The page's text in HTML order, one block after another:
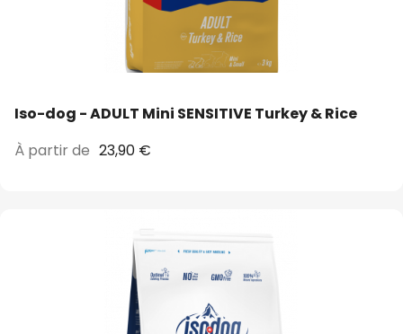
Iso-dog - ADULT Mini SENSITIVE Turkey & Rice
À partir de 23,90 €